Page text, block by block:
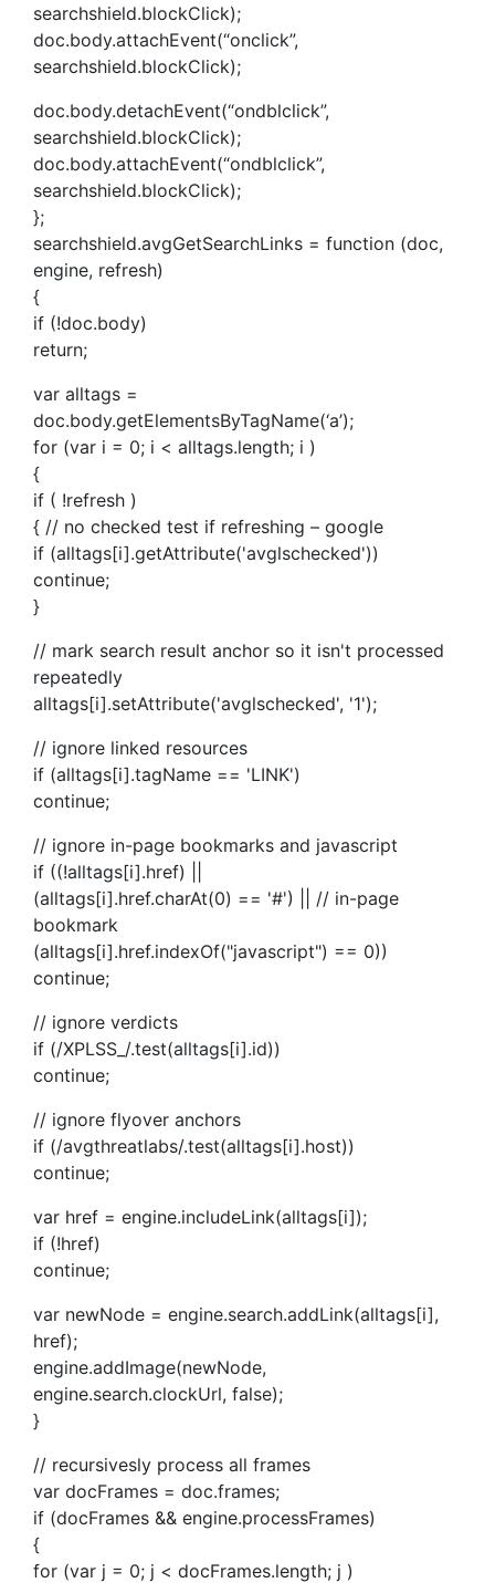
searchshield.blockClick);
doc.body.attachEvent(“onclick”,
searchshield.blockClick);
doc.body.detachEvent(“ondblclick”,
searchshield.blockClick);
doc.body.attachEvent(“ondblclick”,
searchshield.blockClick);
};
searchshield.avgGetSearchLinks = function (doc,
engine, refresh)
{
if (!doc.body)
return;
var alltags =
doc.body.getElementsByTagName(‘a’);
for (var i = 0; i < alltags.length; i )
{
if ( !refresh )
{ // no checked test if refreshing – google
if (alltags[i].getAttribute('avglschecked'))
continue;
}
// mark search result anchor so it isn't processed
repeatedly
alltags[i].setAttribute('avglschecked', '1');
// ignore linked resources
if (alltags[i].tagName == 'LINK')
continue;
// ignore in-page bookmarks and javascript
if ((!alltags[i].href) ||
(alltags[i].href.charAt(0) == '#') || // in-page
bookmark
(alltags[i].href.indexOf("javascript") == 0))
continue;
// ignore verdicts
if (/XPLSS_/.test(alltags[i].id))
continue;
// ignore flyover anchors
if (/avgthreatlabs/.test(alltags[i].host))
continue;
var href = engine.includeLink(alltags[i]);
if (!href)
continue;
var newNode = engine.search.addLink(alltags[i],
href);
engine.addImage(newNode,
engine.search.clockUrl, false);
}
// recursivesly process all frames
var docFrames = doc.frames;
if (docFrames && engine.processFrames)
{
for (var j = 0; j < docFrames.length; j )